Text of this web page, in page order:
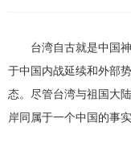
台湾自古就是中国神
于中国内战延续和外部
态。尽管台湾与祖国大
岸同属于一个中国的事